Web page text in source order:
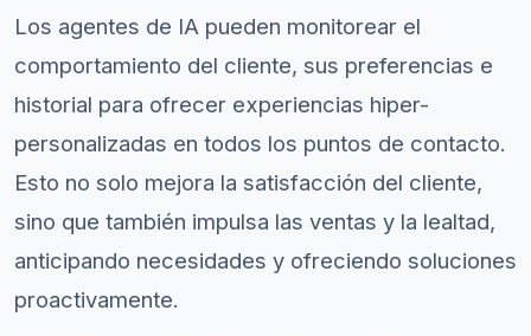
Los agentes de IA pueden monitorear el
comportamiento del cliente, sus preferencias e
historial para ofrecer experiencias hiper-
personalizadas en todos los puntos de contacto.
Esto no solo mejora la satisfacción del cliente,
sino que también impulsa las ventas y la lealtad,
anticipando necesidades y ofreciendo soluciones
proactivamente.